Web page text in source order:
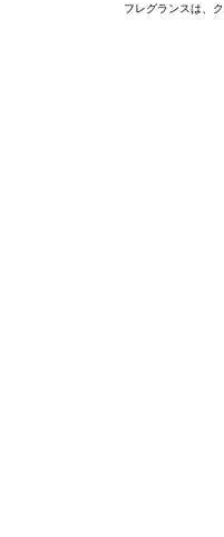
フレグランスは、